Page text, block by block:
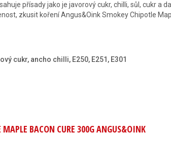
přísady jako je javorový cukr, chilli, sůl, cukr a
zkusit koření Angus&Oink Smokey Chipotle
cukr, ancho chilli, E250, E251, E301
BACON CURE 300G ANGUS&OINK